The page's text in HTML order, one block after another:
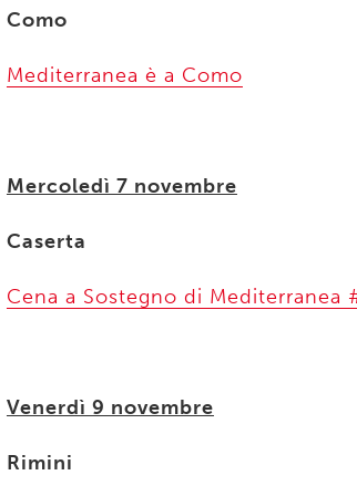
Como
Mediterranea è a Como
Mercoledì 7 novembre
Caserta
Cena a Sostegno di Mediterranea
Venerdì 9 novembre
Rimini